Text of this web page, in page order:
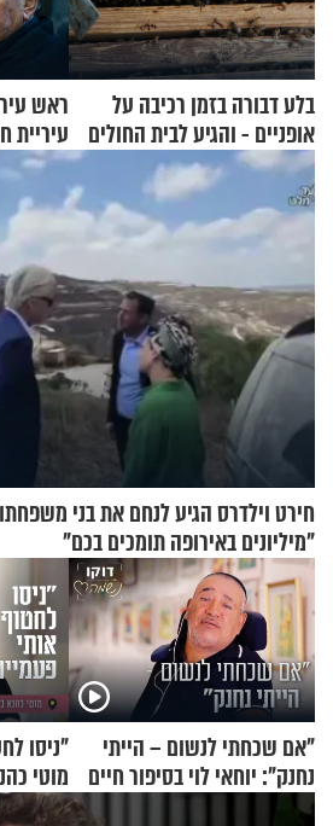
בלע דבורה בזמן רכיבה על
אופניים - והגיע לבית החולים
במצב מסכן חיים
ראש
עיריית
ברית
חירט וילדרס הגיע לנחם את בני
"מיליונים באירופה תומכים בכם"
"אם שכחתי לנשום – הייתי
נחנק": יוחאי לוי בסיפור חיים
מעורר השראה
"ניסו
מוטי